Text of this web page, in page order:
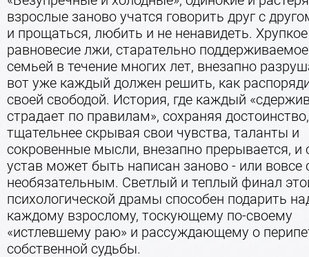
взрослые заново учатся говорить друг с
и прощаться, любить и не ненавидеть. Хрупкое
равновесие лжи, старательно
семьей в течение многих лет, внезапно
вот уже каждый должен решить, как
своей свободой. История, где каждый
страдает по правилам», сохраняя
тщательнее скрывая свои чувства, таланты и
сокровенные мысли, внезапно прерывается,
устав может быть написан заново - или вовсе
необязательным. Светлый и теплый финал
психологической драмы способен подарить
каждому взрослому, тоскующему по-своему
«истлевшему раю» и рассуждающему о
собственной судьбы.